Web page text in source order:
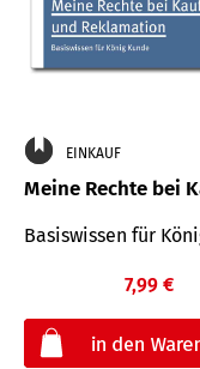
EINKAUF
Meine Rechte bei
Basiswissen für
7,99 €